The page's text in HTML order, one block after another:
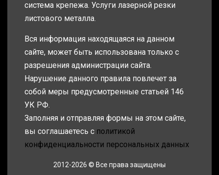
система крепежа. Услуги лазерной резки
листового металла.
Вся информация находящаяся на данном
сайте, может быть использована только с
разрешения администрации сайта.
Нарушение данного правила повлечет за
собой меры предусмотренные статьей 146
УК РФ.
Заполняя и отправляя формы на этом сайте,
вы соглашаетесь с политикой
конфиденциальности персональных данных
2012-2026 © Все права защищены